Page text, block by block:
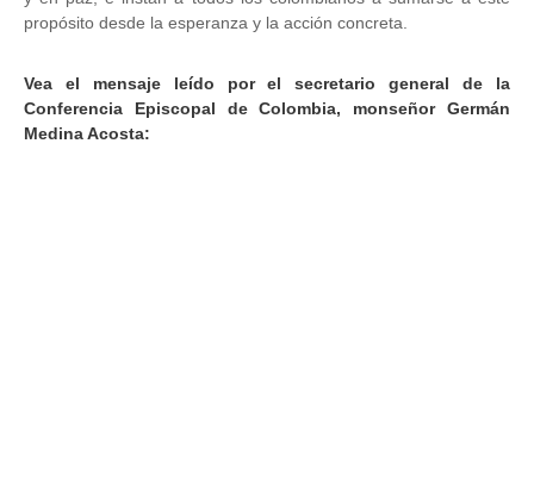
propósito desde la esperanza y la acción concreta.
Vea el mensaje leído por el secretario general de la
Conferencia Episcopal de Colombia, monseñor Germán
Medina Acosta: